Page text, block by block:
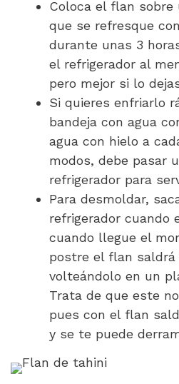
Coloca el flan sobre
que se refresque
durante unas 3
el refrigerador al
pero mejor si lo
Si quieres enfriarlo
bandeja con agua
agua con hielo a
modos, debe pasar
refrigerador para
Para desmoldar,
refrigerador cuando
cuando llegue el
postre el flan
volteándolo en un
Trata de que este
pues con el flan
y se te puede